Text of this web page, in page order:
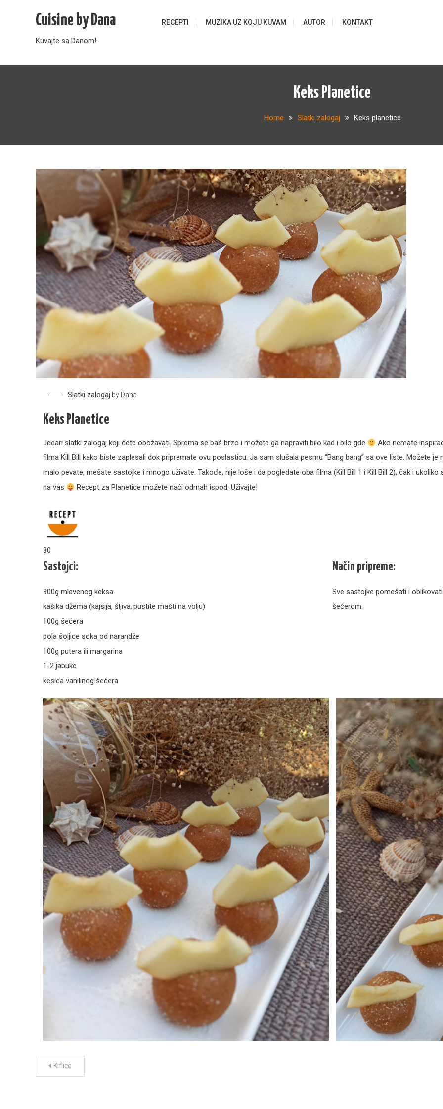
Cuisine by Dana
Kuvajte sa Danom!
RECEPTI MUZIKA UZ KOJU KUVAM AUTOR KONTAKT
Keks Planetice
Home Slatki zalogaj Keks planetice
Slatki zalogaj by Dana
Keks Planetice
Jedan slatki zalogaj koji ćete obožavati. Sprema se baš brzo i možete ga napraviti bilo kad i bilo gde
Ako nemate
filma Kill Bill kako biste zaplesali dok pripremate ovu poslasticu. Ja sam slušala pesmu “Bang bang” sa ove liste. Možete je
malo pevate, mešate sastojke i mnogo uživate. Takođe, nije loše i da pogledate oba filma (Kill Bill 1 i Kill Bill 2), čak i
na vas
Recept za Planetice možete naći odmah ispod. Uživajte!
80
Sastojci:
300g mlevenog keksa
kašika džema (kajsija, šljiva..pustite mašti na volju)
100g šećera
pola šoljice soka od narandže
100g putera ili margarina
1-2 jabuke
kesica vanilinog šećera
Način pripreme:
Sve sastojke pomešati i
šećerom.
PostKiflice